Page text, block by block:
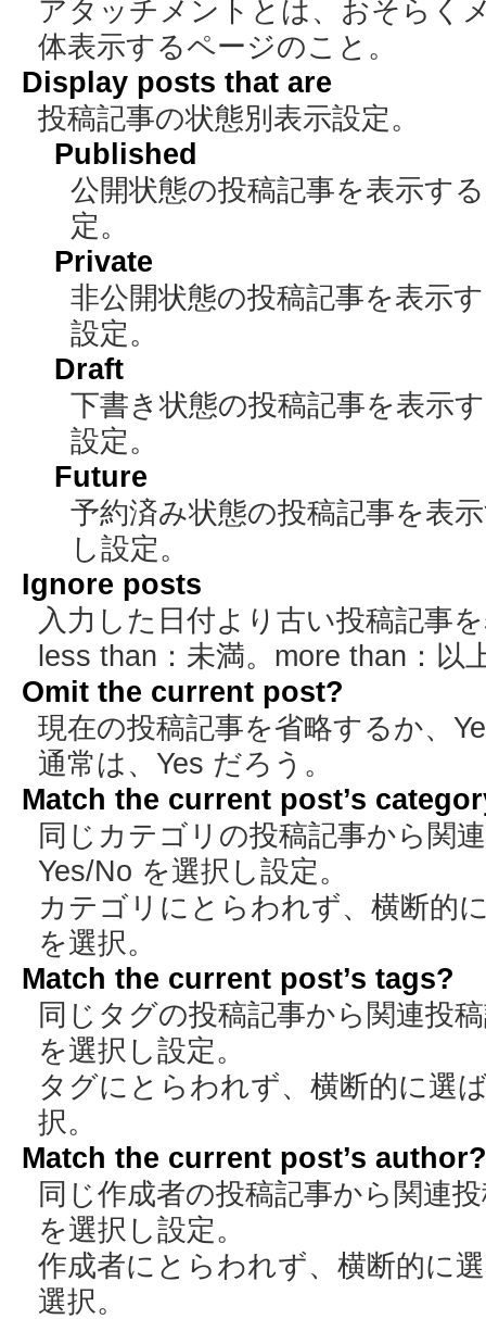
アタッチメントとは、おそらく
体表示するページのこと。
Display posts that are
投稿記事の状態別表示設定。
Published
公開状態の投稿記事を表示す
定。
Private
非公開状態の投稿記事を表示
設定。
Draft
下書き状態の投稿記事を表示
設定。
Future
予約済み状態の投稿記事を表
し設定。
Ignore posts
入力した日付より古い投稿記事
less than：未満。more than：以
Omit the current post?
現在の投稿記事を省略するか、
通常は、Yes だろう。
Match the current post’s
同じカテゴリの投稿記事から関
Yes/No を選択し設定。
カテゴリにとらわれず、横断的
を選択。
Match the current post’s tags?
同じタグの投稿記事から関連投
を選択し設定。
タグにとらわれず、横断的に選
択。
Match the current post’s author?
同じ作成者の投稿記事から関連
を選択し設定。
作成者にとらわれず、横断的に
選択。